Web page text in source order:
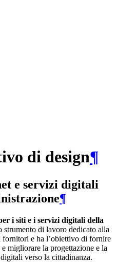
di design¶
e servizi digitali
¶
i siti e i servizi digitali della
strumento di lavoro dedicato alla
e ha l’obiettivo di fornire
migliorare la progettazione e la
verso la cittadinanza.